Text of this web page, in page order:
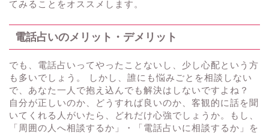
てみることをオススメします。
電話占いのメリット・デメリット
でも、電話占いってやったことないし、少し心配という方
も多いでしょう。 しかし、誰にも悩みごとを相談しない
で、あなた一人で抱え込んでも解決はしないですよね？
自分が正しいのか、どうすれば良いのか、客観的に話を聞
いてくれる人がいたら、どれだけ心強でしょうか。もし、
「周囲の人へ相談するか」・「電話占いに相談するか」を